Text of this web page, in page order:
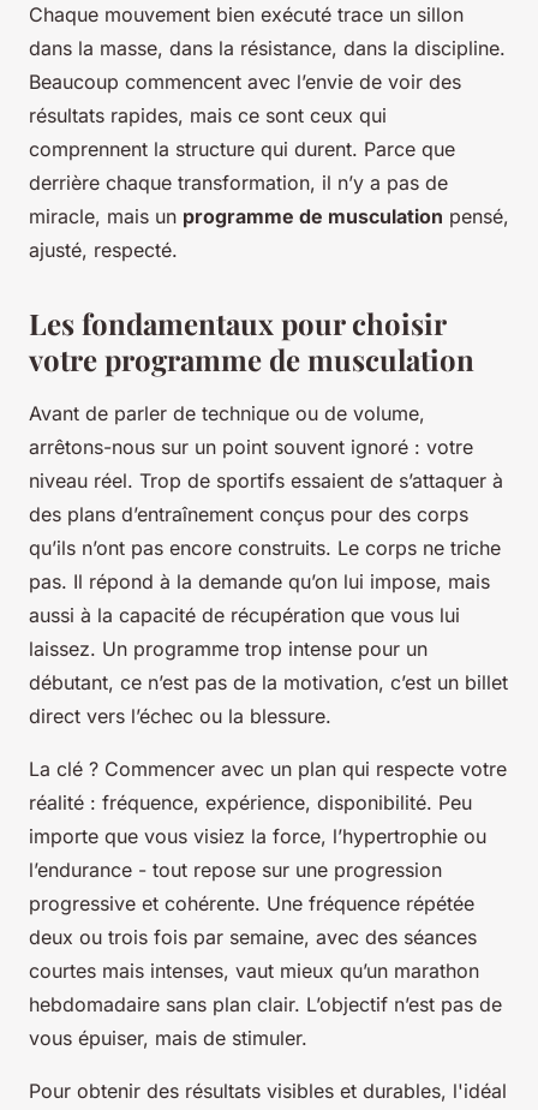
Chaque mouvement bien exécuté trace un sillon
dans la masse, dans la résistance, dans la discipline.
Beaucoup commencent avec l’envie de voir des
résultats rapides, mais ce sont ceux qui
comprennent la structure qui durent. Parce que
derrière chaque transformation, il n’y a pas de
miracle, mais un programme de musculation pensé,
ajusté, respecté.
Les fondamentaux pour choisir
votre programme de musculation
Avant de parler de technique ou de volume,
arrêtons-nous sur un point souvent ignoré : votre
niveau réel. Trop de sportifs essaient de s’attaquer à
des plans d’entraînement conçus pour des corps
qu’ils n’ont pas encore construits. Le corps ne triche
pas. Il répond à la demande qu’on lui impose, mais
aussi à la capacité de récupération que vous lui
laissez. Un programme trop intense pour un
débutant, ce n’est pas de la motivation, c’est un billet
direct vers l’échec ou la blessure.
La clé ? Commencer avec un plan qui respecte votre
réalité : fréquence, expérience, disponibilité. Peu
importe que vous visiez la force, l’hypertrophie ou
l’endurance - tout repose sur une progression
progressive et cohérente. Une fréquence répétée
deux ou trois fois par semaine, avec des séances
courtes mais intenses, vaut mieux qu’un marathon
hebdomadaire sans plan clair. L’objectif n’est pas de
vous épuiser, mais de stimuler.
Pour obtenir des résultats visibles et durables, l'idéal